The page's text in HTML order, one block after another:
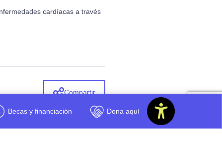
cardíacas a través
Compartir
Becas y financiación Dona aquí